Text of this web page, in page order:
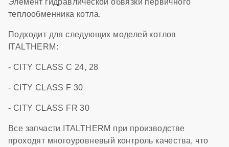
Элемент гидравлической обвязки первичного
теплообменника котла.
Подходит для следующих моделей котлов
ITALTHERM:
- CITY CLASS C 24, 28
- CITY CLASS F 30
- CITY CLASS FR 30
Все запчасти ITALTHERM при производстве
проходят многоуровневый контроль качества, что